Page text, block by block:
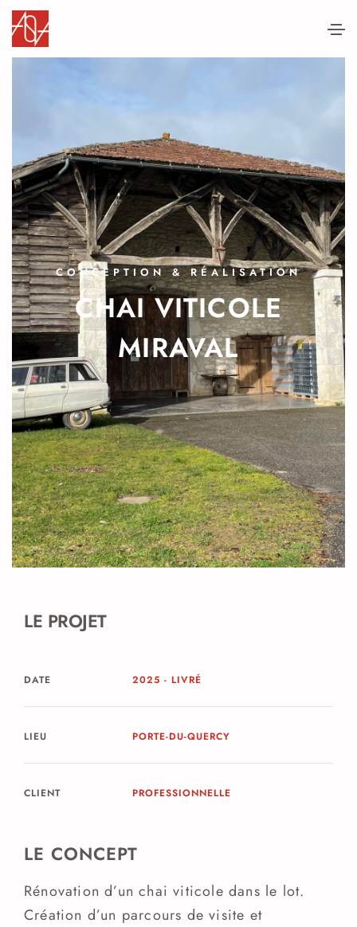
CONCEPTION & RÉALISATION
CHAI VITICOLE
MIRAVAL
LE PROJET
DATE 2025 - LIVRÉ
LIEU PORTE-DU-QUERCY
CLIENT PROFESSIONNELLE
LE CONCEPT
Rénovation d’un chai viticole dans le lot.
Création d’un parcours de visite et